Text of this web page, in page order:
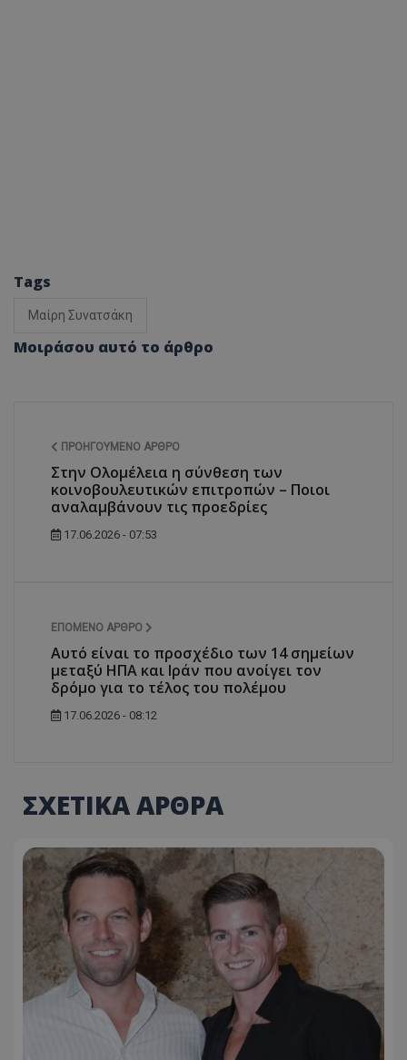
Tags
Μαίρη Συνατσάκη
Μοιράσου αυτό το άρθρο
ΠΡΟΗΓΟΎΜΕΝΟ ΆΡΘΡΟ
Στην Ολομέλεια η σύνθεση των
κοινοβουλευτικών επιτροπών – Ποιοι
αναλαμβάνουν τις προεδρίες
17.06.2026 - 07:53
ΕΠΌΜΕΝΟ ΆΡΘΡΟ
Αυτό είναι το προσχέδιο των 14 σημείων
μεταξύ ΗΠΑ και Ιράν που ανοίγει τον
δρόμο για το τέλος του πολέμου
17.06.2026 - 08:12
ΣΧΕΤΙΚΑ ΑΡΘΡΑ